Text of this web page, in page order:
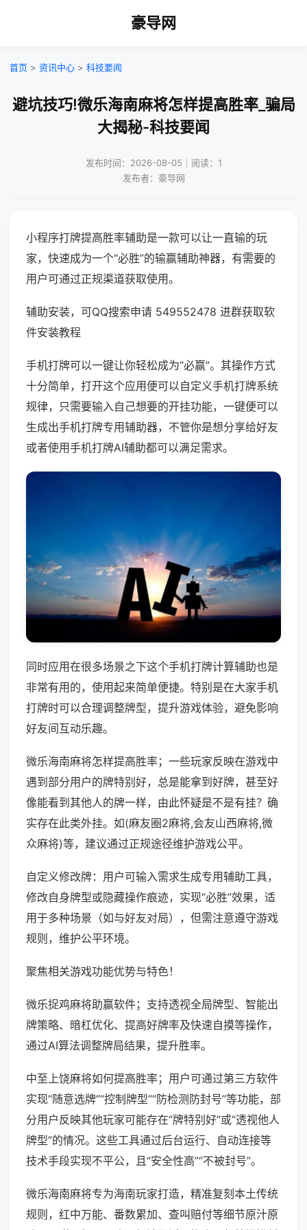
豪导网
首页 > 资讯中心 > 科技要闻
避坑技巧!微乐海南麻将怎样提高胜率_骗局
大揭秘-科技要闻
发布时间：2026-08-05｜阅读：1
发布者：豪导网
小程序打牌提高胜率辅助是一款可以让一直输的玩
家，快速成为一个“必胜”的输赢辅助神器，有需要的
用户可通过正规渠道获取使用。
辅助安装，可QQ搜索申请 549552478 进群获取软
件安装教程
手机打牌可以一键让你轻松成为“必赢”。其操作方式
十分简单，打开这个应用便可以自定义手机打牌系统
规律，只需要输入自己想要的开挂功能，一键便可以
生成出手机打牌专用辅助器，不管你是想分享给好友
或者使用手机打牌AI辅助都可以满足需求。
同时应用在很多场景之下这个手机打牌计算辅助也是
非常有用的，使用起来简单便捷。特别是在大家手机
打牌时可以合理调整牌型，提升游戏体验，避免影响
好友间互动乐趣。
微乐海南麻将怎样提高胜率；一些玩家反映在游戏中
遇到部分用户的牌特别好，总是能拿到好牌，甚至好
像能看到其他人的牌一样，由此怀疑是不是有挂？确
实存在此类外挂。如(麻友圈2麻将,会友山西麻将,微
众麻将)等，建议通过正规途径维护游戏公平。
自定义修改牌：用户可输入需求生成专用辅助工具，
修改自身牌型或隐藏操作痕迹，实现“必胜”效果，适
用于多种场景（如与好友对局），但需注意遵守游戏
规则，维护公平环境。
聚焦相关游戏功能优势与特色！
微乐捉鸡麻将助赢软件；支持透视全局牌型、智能出
牌策略、暗杠优化、提高好牌率及快速自摸等操作，
通过AI算法调整牌局结果，提升胜率。
中至上饶麻将如何提高胜率；用户可通过第三方软件
实现“随意选牌”“控制牌型”“防检测防封号”等功能，部
分用户反映其他玩家可能存在“牌特别好”或“透视他人
牌型”的情况。这些工具通过后台运行、自动连接等
技术手段实现不平公，且“安全性高”“不被封号”。
微乐海南麻将专为海南玩家打造，精准复刻本土传统
规则，红中万能、番数累加、查叫赔付等细节原汁原